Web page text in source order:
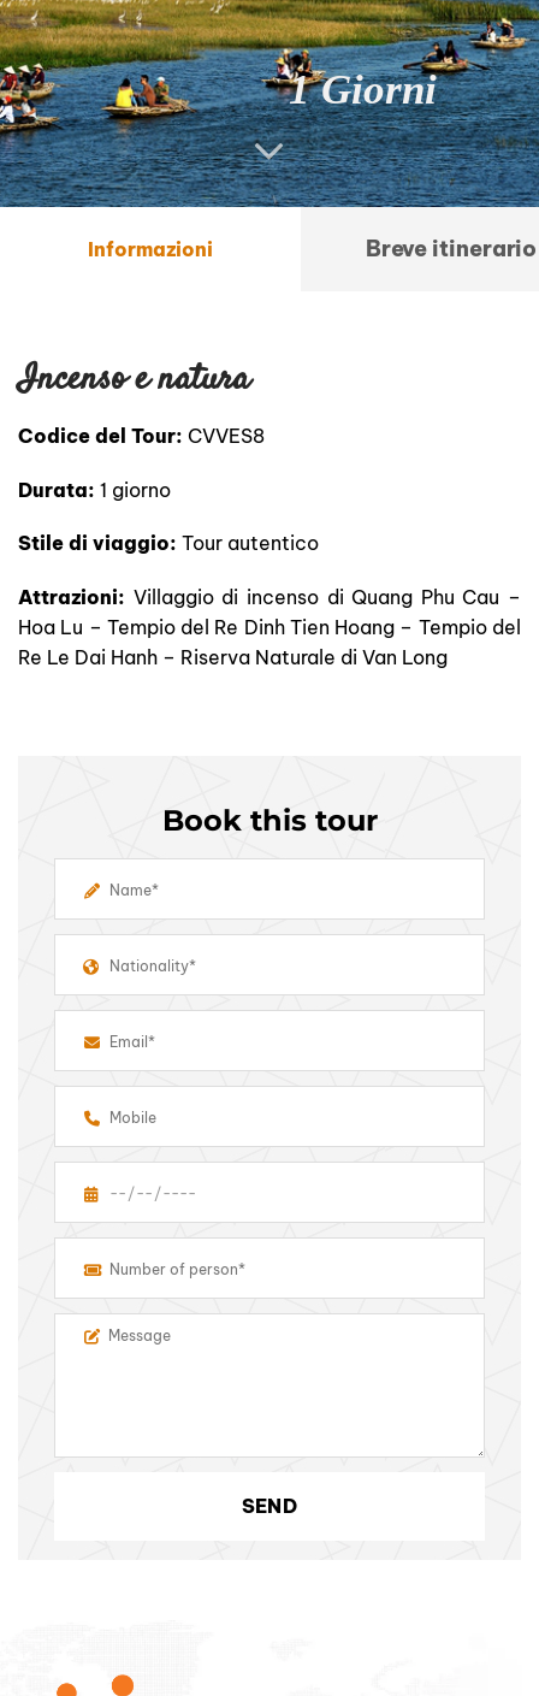
1 Giorni
Informazioni Breve itinerario
Incenso e natura
Codice del Tour: CVVES8
Durata: 1 giorno
Stile di viaggio: Tour autentico
Attrazioni: Villaggio di incenso di Quang Phu Cau –
Hoa Lu – Tempio del Re Dinh Tien Hoang – Tempio del
Re Le Dai Hanh – Riserva Naturale di Van Long
Book this tour